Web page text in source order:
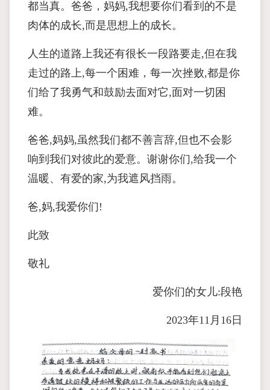
都当真。爸爸，妈妈,我想要你们看到的不是
肉体的成长,而是思想上的成长。
人生的道路上我还有很长一段路要走,但在我
走过的路上,每一个困难，每一次挫败,都是你
们给了我勇气和鼓励去面对它,面对一切困
难。
爸爸,妈妈,虽然我们都不善言辞,但也不会影
响到我们对彼此的爱意。谢谢你们,给我一个
温暖、有爱的家,为我遮风挡雨。
爸,妈,我爱你们!
此致
敬礼
爱你们的女儿:段艳
2023年11月16日